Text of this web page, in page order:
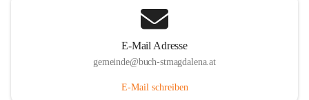
E-Mail Adresse
gemeinde@buch-stmagdalena.at
E-Mail schreiben